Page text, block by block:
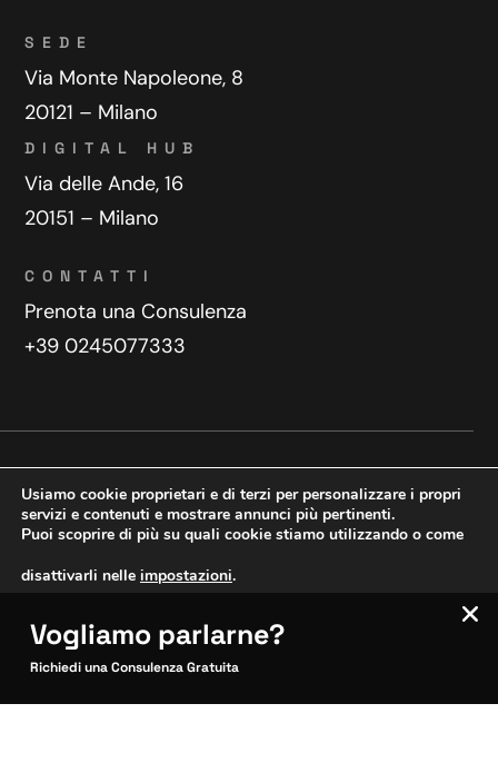
SEDE
Via Monte Napoleone, 8
20121 – Milano
DIGITAL HUB
Via delle Ande, 16
20151 – Milano
CONTATTI
Prenota una Consulenza
+39 0245077333
Copyright © 2025 WeDoDigital
Creazione e sviluppo siti web
SITOCERTO®
Questo sito è attendibile
Usiamo cookie proprietari e di terzi per personalizzare i propri
servizi e contenuti e mostrare annunci più pertinenti.
Puoi scoprire di più su quali cookie stiamo utilizzando o come
disattivarli nelle impostazioni.
Accetta Impostazioni
Vogliamo parlarne?
Richiedi una Consulenza Gratuita